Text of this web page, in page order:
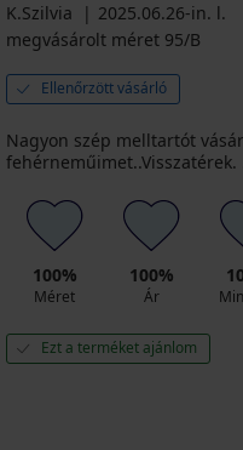
K.Szilvia
2025.06.26-in. l.
megvásárolt méret 95/B
Ellenőrzött vásárló
Nagyon szép melltartót
fehérneműimet..Visszatérek.
100%
Méret
100%
Ár
Ezt a terméket ajánlom